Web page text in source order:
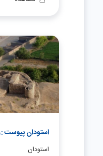
استودان پیوست :39تاریخ: 1401/9/15
استودان